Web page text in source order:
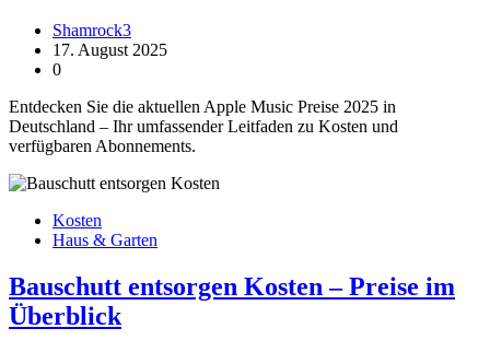
Shamrock3
17. August 2025
0
Entdecken Sie die aktuellen Apple Music Preise 2025 in
Deutschland – Ihr umfassender Leitfaden zu Kosten und
verfügbaren Abonnements.
Kosten
Haus & Garten
Bauschutt entsorgen Kosten – Preise im
Überblick